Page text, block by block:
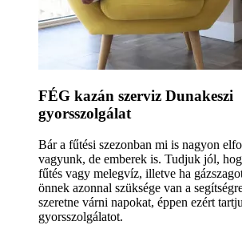
FÉG kazán szerviz Dunakeszi
gyorsszolgálat
Bár a fűtési szezonban mi is nagyon
vagyunk, de emberek is. Tudjuk jól,
fűtés vagy melegvíz, illetve ha
önnek azonnal szüksége van a
szeretne várni napokat, éppen ezért
gyorsszolgálatot.